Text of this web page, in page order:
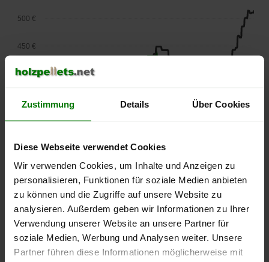
Zustimmung Details Über Cookies
Diese Webseite verwendet Cookies
Wir verwenden Cookies, um Inhalte und Anzeigen zu
personalisieren, Funktionen für soziale Medien anbieten
zu können und die Zugriffe auf unsere Website zu
analysieren. Außerdem geben wir Informationen zu Ihrer
Verwendung unserer Website an unsere Partner für
soziale Medien, Werbung und Analysen weiter. Unsere
Partner führen diese Informationen möglicherweise mit
lose Ware Sackware
September
Januar
Mai
350 €
400 €
450 €
500 €
Die aktuelle Preisentwicklung für Holzpellets in Deutschland
können Sie jederzeit auf unsererPelletspreise -Seite
nachvollziehen.